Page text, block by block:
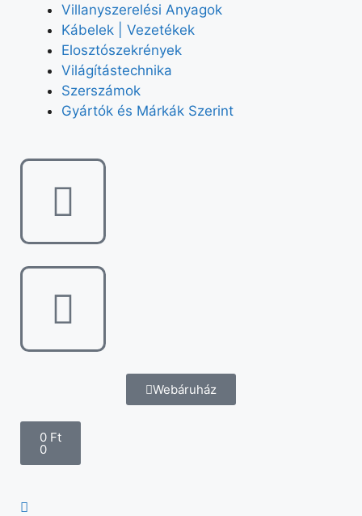
Villanyszerelési Anyagok
Kábelek | Vezetékek
Elosztószekrények
Világítástechnika
Szerszámok
Gyártók és Márkák Szerint
Webáruház
0 Ft
0